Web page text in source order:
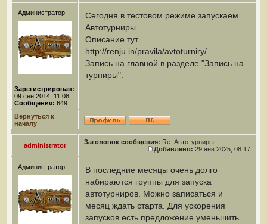
Администратор
Зарегистрирован:
09 сен 2014, 11:08
Сообщения: 649
Сегодня в тестовом режиме запускаем
Автотурниры.
Описание тут
http://renju.in/pravila/avtoturniry/
Запись на главной в разделе "Запись на
турниры".
Вернуться к
началу
administrator Заголовок сообщения: Re: Автотурниры
Добавлено: 29 янв 2025, 08:17
Администратор
В последние месяцы очень долго
набираются группы для запуска
автотурниров. Можно записаться и
месяц ждать старта. Для ускорения
запусков есть предложение уменьшить